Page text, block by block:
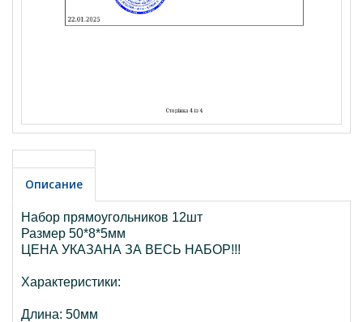
Описание
Набор прямоугольников 12шт
Размер 50*8*5мм
ЦЕНА УКАЗАНА ЗА ВЕСЬ НАБОР!!!
Характеристики:
Длина: 50мм